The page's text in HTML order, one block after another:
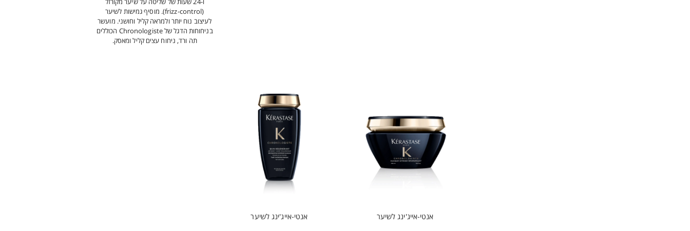
(frizz-control). מוסיף גמישות לשיער
לעיצוב נוח יותר ולמראה קליל וחושני. מועשר
בניחוחות הדגל של Chronologiste הכוללים
תה ורד, ניחוח עצים קליל ומאסק.
אנטי-אייג'ינג לשיער אנטי-אייג'ינג לשיער